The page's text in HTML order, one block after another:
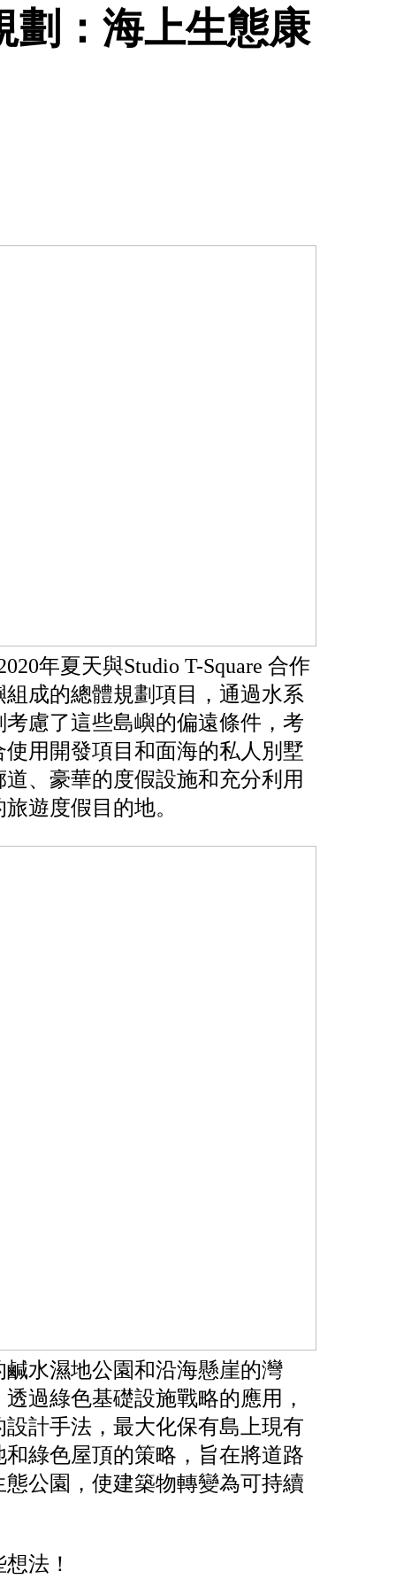
劃：海上生態康
年夏天與Studio T-Square 合作
成的總體規劃項目，通過水系
慮了這些島嶼的偏遠條件，考
用開發項目和面海的私人別墅
、豪華的度假設施和充分利用
遊度假目的地。
水濕地公園和沿海懸崖的灣
過綠色基礎設施戰略的應用，
計手法，最大化保有島上現有
綠色屋頂的策略，旨在將道路
公園，使建築物轉變為可持續
法！